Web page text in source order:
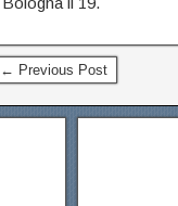
← Previous Post